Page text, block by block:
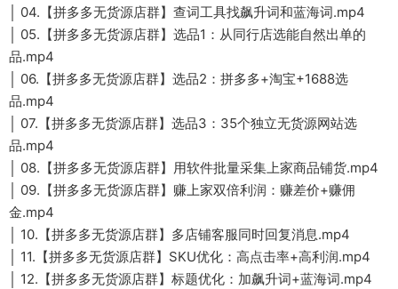
│ 04.【拼多多无货源店群】查词工具找飙升词和蓝海词.mp4
│ 05.【拼多多无货源店群】选品1：从同行店选能自然出单的
品.mp4
│ 06.【拼多多无货源店群】选品2：拼多多+淘宝+1688选
品.mp4
│ 07.【拼多多无货源店群】选品3：35个独立无货源网站选
品.mp4
│ 08.【拼多多无货源店群】用软件批量采集上家商品铺货.mp4
│ 09.【拼多多无货源店群】赚上家双倍利润：赚差价+赚佣
金.mp4
│ 10.【拼多多无货源店群】多店铺客服同时回复消息.mp4
│ 11.【拼多多无货源店群】SKU优化：高点击率+高利润.mp4
│ 12.【拼多多无货源店群】标题优化：加飙升词+蓝海词.mp4